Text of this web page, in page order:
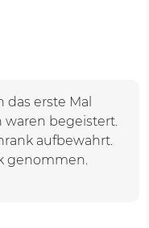
das erste Mal
waren begeistert.
aufbewahrt.
genommen.